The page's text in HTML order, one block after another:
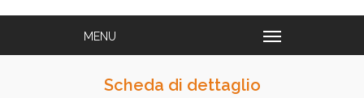
Scheda di dettaglio